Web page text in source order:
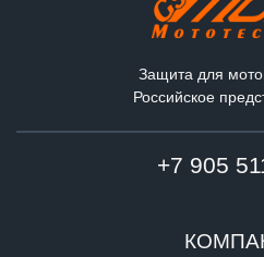
Защита для
Российское
+7 905